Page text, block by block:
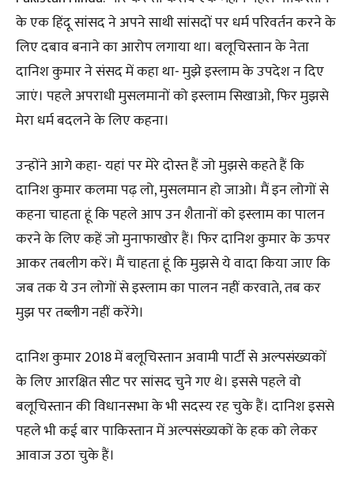
के एक हिंदू सांसद ने अपने साथी सांसदों पर धर्म परिवर्तन करने के
लिए दबाव बनाने का आरोप लगाया था। बलूचिस्तान के नेता
दानिश कुमार ने संसद में कहा था- मुझे इस्लाम के उपदेश न दिए
जाएं। पहले अपराधी मुसलमानों को इस्लाम सिखाओ, फिर मुझसे
मेरा धर्म बदलने के लिए कहना।
उन्होंने आगे कहा- यहां पर मेरे दोस्त हैं जो मुझसे कहते हैं कि
दानिश कुमार कलमा पढ़ लो, मुसलमान हो जाओ। मैं इन लोगों से
कहना चाहता हूं कि पहले आप उन शैतानों को इस्लाम का पालन
करने के लिए कहें जो मुनाफाखोर हैं। फिर दानिश कुमार के ऊपर
आकर तबलीग करें। मैं चाहता हूं कि मुझसे ये वादा किया जाए कि
जब तक ये उन लोगों से इस्लाम का पालन नहीं करवाते, तब कर
मुझ पर तब्लीग नहीं करेंगे।
दानिश कुमार 2018 में बलूचिस्तान अवामी पार्टी से अल्पसंख्यकों
के लिए आरक्षित सीट पर सांसद चुने गए थे। इससे पहले वो
बलूचिस्तान की विधानसभा के भी सदस्य रह चुके हैं। दानिश इससे
पहले भी कई बार पाकिस्तान में अल्पसंख्यकों के हक को लेकर
आवाज उठा चुके हैं।